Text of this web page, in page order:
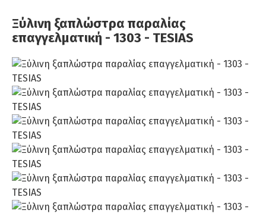
Ξύλινη ξαπλώστρα παραλίας
επαγγελματική - 1303 - TESIAS